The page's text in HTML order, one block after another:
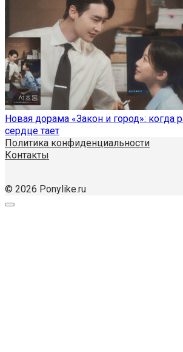
Новая дорама «Закон и город»: когда
сердце тает
Политика конфиденциальности
Контакты
© 2026 Ponylike.ru